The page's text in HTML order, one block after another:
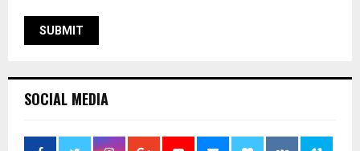
SOCIAL MEDIA